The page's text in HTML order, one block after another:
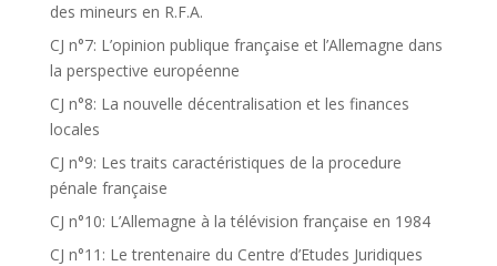
des mineurs en R.F.A.
CJ n°7: L’opinion publique française et l’Allemagne dans
la perspective européenne
CJ n°8: La nouvelle décentralisation et les finances
locales
CJ n°9: Les traits caractéristiques de la procedure
pénale française
CJ n°10: L’Allemagne à la télévision française en 1984
CJ n°11: Le trentenaire du Centre d’Etudes Juridiques